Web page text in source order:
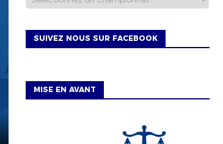
SUIVEZ NOUS SUR FACEBOOK
MISE EN AVANT